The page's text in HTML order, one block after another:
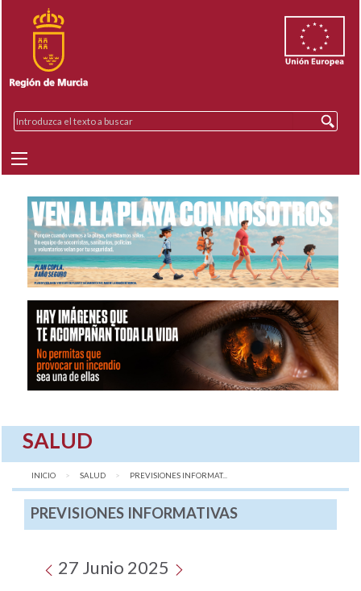
SALUD
INICIO SALUD AQUÍ:
PREVISIONES INFORMAT...
PREVISIONES INFORMATIVAS
27 Junio 2025